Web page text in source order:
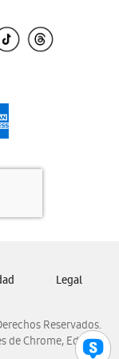
Reservados.
de Chrome, Edge,
Legal